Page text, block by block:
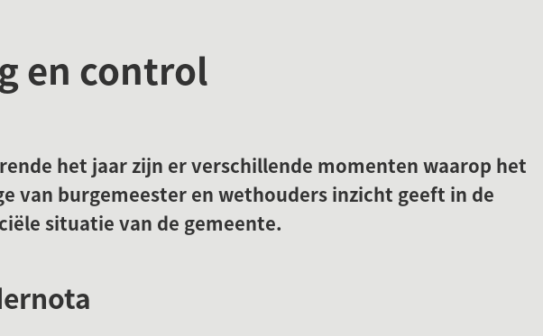
de
enter-
een
te
selecteren.
en control
het jaar zijn er verschillende momenten waarop het
van burgemeester en wethouders inzicht geeft in de
situatie van de gemeente.